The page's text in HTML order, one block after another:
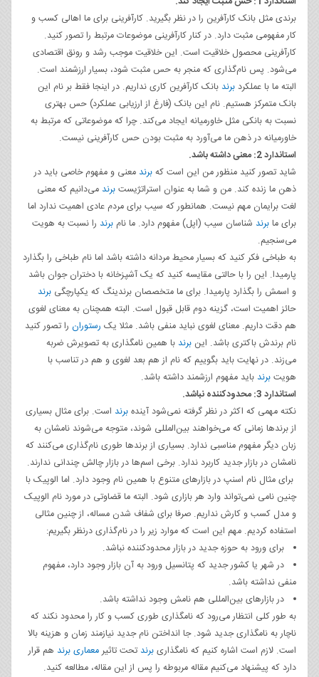
برندی مثل بانک کارآفرین را در نظر بگیرید. کارآفرینی برای ما اهالی کسب و
کار مفهومی مثبت دارد. در کنار کارآفرینی موضوعات مرتبط را تصور کنید.
کارآفرینی محصول خلاقیت است. این خلاقیت موجب رشد و رونق اقتصادی
می‌شود. پس نام‌گذاری که منجر به حس مثبت شود، بسیار ارزشمند است.
البته ما با عملکردبرند بانک کارآفرین کاری نداریم. در اینجا فقط بر نام این
بانک متمرکز هستیم. نام این بانک (فارغ از ارزیابی عملکرد) حس بهتری
نسبت به بانکی مثل خاورمیانه ایجاد می‌کند. چرا که موضوعاتی که مرتبط به
خاورمیانه در ذهن ما می‌آورد به مثبت بودن حس کارآفرینی نیست.
استاندارد 2: معنی داشته باشد.
شاید تصور کنید منظور من این است کهبرند معنی و مفهوم خاصی باید در
ذهن ما زنده کند. من و شما به عنوان استراتژیستبرند می‌دانیم که معنی
لغت برایمان مهم نیست. همانطور که سیب برای مردم عادی اهمیت ندارد اما
برای مابرند شناسان سیب (اپل) مفهوم دارد. ما نام برند را نسبت به هویت
می‌سنجیم.
به طباخی فکر کنید که بسیار محیط مردانه داشته باشد اما نام طباخی را بگذارد
پارمیدا. این را با حالتی مقایسه کنید که یک آشپزخانه با دختران جوان باشد
و اسمش را بگذارد پارمیدا. برای ما متخصصان برندینگ که یکپارچگی برند
حائز اهمیت است، گزینه دوم قابل قبول است. البته همچنان به معنای لغوی
هم دقت داریم. معنای لغوی نباید منفی باشد. مثلا یک رستوران را تصور کنید
نام برندش باکتری باشد. این برند با همین نامگذاری به تصویرش ضربه
می‌زند. در نهایت باید بگوییم که نام از هم بعد لغوی و هم در تناسب با
هویتبرند باید مفهوم ارزشمند داشته باشد.
استاندارد 3: محدودکننده نباشد.
نکته مهمی که اکثر در نظر گرفته نمی‌شود آیندهبرند است. برای مثال بسیاری
از برندها زمانی که می‌خواهند بین‌المللی شوند، متوجه می‌شوند نامشان به
زبان دیگر مفهوم مناسبی ندارد. بسیاری از برندها طوری نام‌گذاری می‌کنند که
نامشان در بازار جدید کاربرد ندارد. برخی اسم‌ها در بازار چالش چندانی ندارند.
برای مثال نام اسنپ در بازارهای متنوع با همین نام وجود دارد. اما الوپیک با
چنین نامی نمی‌تواند وارد هر بازاری شود. البته ما قضاوتی در مورد نام الوپیک
و مدل کسب و کارش نداریم. صرفا برای شفاف شدن مساله، از چنین مثالی
استفاده کردیم. مهم این است که موارد زیر را در نام‌گذاری درنظر بگیریم:
برای ورود به حوزه جدید در بازار محدودکننده نباشد.
در شهر یا کشور جدید که پتانسیل ورود به آن بازار وجود دارد، مفهوم
منفی نداشته باشد.
در بازارهای بین‌المللی هم نامش وجود نداشته باشد.
به طور کلی انتظار می‌رود که نامگذاری طوری کسب و کار را محدود نکند که
ناچار به نامگذاری جدید شود. جا انداختن نام جدید نیازمند زمان و هزینه بالا
است. لازم است اشاره کنیم که نامگذاریبرند تحت تاثیرمعماری برند هم قرار
دارد که پیشنهاد می‌کنیم مقاله مربوطه را پس از این مقاله، مطالعه کنید.